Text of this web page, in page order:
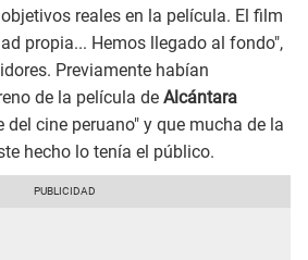
reales en la película. El film
propia... Hemos llegado al fondo",
Previamente habían
de la película de Alcántara
cine peruano" y que mucha de la
hecho lo tenía el público.